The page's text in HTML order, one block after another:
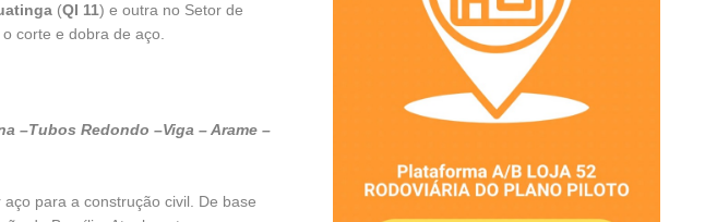
(QI 11) e outra no Setor de
corte e dobra de aço.
–Tubos Redondo –Viga – Arame –
para a construção civil. De base